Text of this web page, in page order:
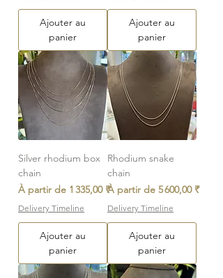
Ajouter au
panier
Ajouter au
panier
Silver rhodium box
chain
À partir de 1 335,00 ₹
Prix promotionnel
Delivery Timeline
Ajouter au
panier
Rhodium snake
chain
À partir de 5 600,00 ₹
Prix promotionnel
Delivery Timeline
Ajouter au
panier